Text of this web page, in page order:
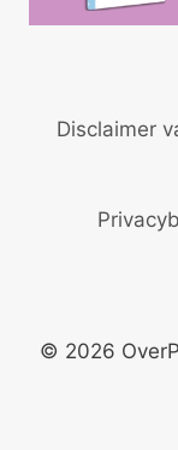
Disclaimer
© 2026